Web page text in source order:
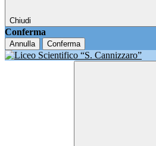
Chiudi
Conferma
Annulla Conferma